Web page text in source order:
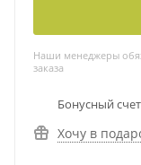
Наши менеджеры
заказа
Бонусный
Хочу в